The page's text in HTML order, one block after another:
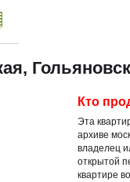
Кто
Эта
архиве
владелец
открытой
квартире